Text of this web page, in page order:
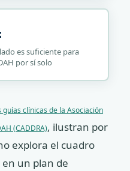
es suficiente para
por sí solo
guías clínicas de la Asociación
(CADDRA), ilustran por
explora el cuadro
un plan de